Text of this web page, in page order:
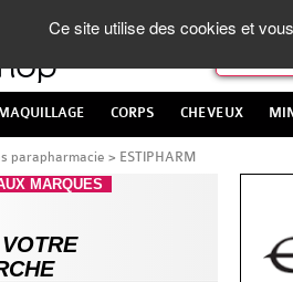
MAQUILLAGE CORPS CHEVEUX
parapharmacie > ESTIPHARM
MARQUES
VOTRE
Ce site utilise des cookies et